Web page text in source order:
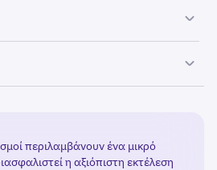
ποσό για συναλλαγή
το
αγοράς.
πολλαπλασιάζοντας την
περιλαμβάνουν ένα μικρό
η αξιόπιστη εκτέλεση